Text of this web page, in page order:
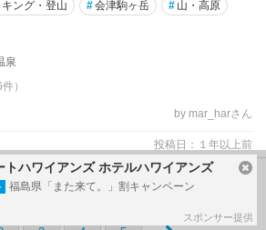
ング・登山 #会津駒ヶ岳 # 山・高原
泉
）
by mar_harさん
投稿日：１年以上前
30件目を表示（全 243件中）
トハワイアンズ ホテルハワイアンズ
福島県「また来て。」割キャンペーン
スポンサー提供